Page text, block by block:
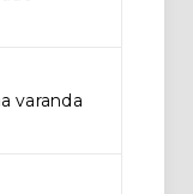
varanda